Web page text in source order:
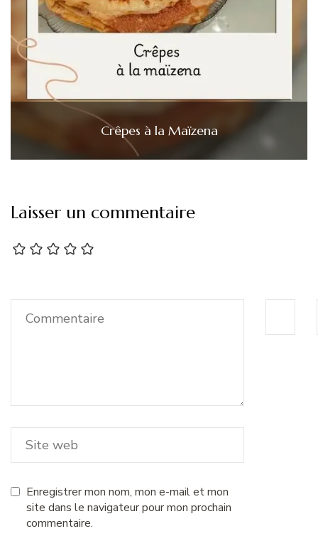
Crêpes à la Maïzena
Laisser un commentaire
Enregistrer mon nom, mon e-mail et mon
site dans le navigateur pour mon prochain
commentaire.